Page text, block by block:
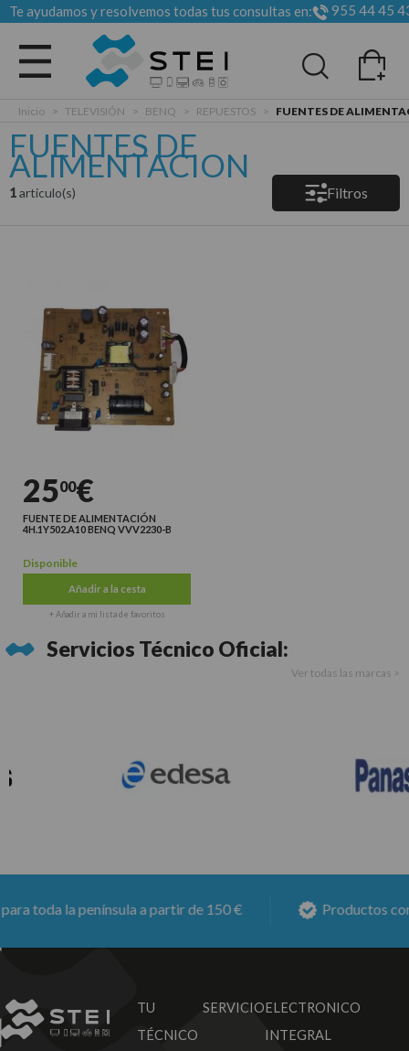
Te ayudamos y resolvemos todas tus consultas en: 955 44 45
Todas las categorias
Inicio > TELEVISIÓN > BENQ > REPUESTOS > FUENTES DE
FUENTES DE
ALIMENTACION
1articulo(s) Filtros
2500€
FUENTE DE ALIMENTACIÓN
4H.1Y502.A10 BENQ VVV2230-B
Disponible
Añadir a la cesta
+ Añadir a mi lista de favoritos
Servicios Técnico Oficial:
Ver todas las marcas >
toda la península a partir de 150 € Productos con6
TU SERVICIO
TÉCNICO
ELECTRONICO
INTEGRAL